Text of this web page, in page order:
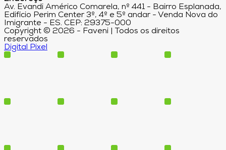
Av. Evandi Américo Comarela, nº 441 - Bairro Esplanada,
Edifício Perim Center 3º, 4º e 5º andar - Venda Nova do
Imigrante - ES. CEP: 29375-000
Copyright © 2026 - Faveni | Todos os direitos
reservados
Digital Pixel